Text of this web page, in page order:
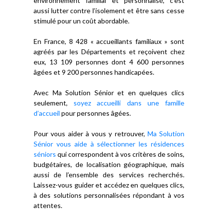
aussi lutter contre l’isolement et être sans cesse
stimulé pour un coût abordable.
En France, 8 428 « accueillants familiaux » sont
agréés par les Départements et reçoivent chez
eux, 13 109 personnes dont 4 600 personnes
âgées et 9 200 personnes handicapées.
Avec Ma Solution Sénior et en quelques clics
seulement, soyez accueilli dans une famille
d’accueil pour personnes âgées.
Pour vous aider à vous y retrouver, Ma Solution
Sénior vous aide à sélectionner les résidences
séniors qui correspondent à vos critères de soins,
budgétaires, de localisation géographique, mais
aussi de l’ensemble des services recherchés.
Laissez-vous guider et accédez en quelques clics,
à des solutions personnalisées répondant à vos
attentes.